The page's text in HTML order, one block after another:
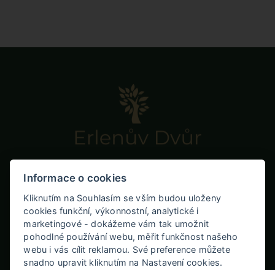
Erlenův Dvůr
Nýznerovská 191, 790 65 Skorošice
+420 777 094 221
Informace o cookies
Kliknutím na Souhlasím se vším budou uloženy
cookies funkční, výkonnostní, analytické i
marketingové - dokážeme vám tak umožnit
pohodlné používání webu, měřit funkčnost našeho
webu i vás cílit reklamou. Své preference můžete
snadno upravit kliknutím na Nastavení cookies.